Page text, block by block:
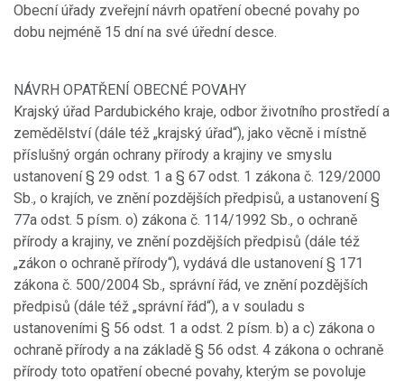
Obecní úřady zveřejní návrh opatření obecné povahy po
dobu nejméně 15 dní na své úřední desce.
NÁVRH OPATŘENÍ OBECNÉ POVAHY
Krajský úřad Pardubického kraje, odbor životního prostředí a
zemědělství (dále též „krajský úřad“), jako věcně i místně
příslušný orgán ochrany přírody a krajiny ve smyslu
ustanovení § 29 odst. 1 a § 67 odst. 1 zákona č. 129/2000
Sb., o krajích, ve znění pozdějších předpisů, a ustanovení §
77a odst. 5 písm. o) zákona č. 114/1992 Sb., o ochraně
přírody a krajiny, ve znění pozdějších předpisů (dále též
„zákon o ochraně přírody“), vydává dle ustanovení § 171
zákona č. 500/2004 Sb., správní řád, ve znění pozdějších
předpisů (dále též „správní řád“), a v souladu s
ustanoveními § 56 odst. 1 a odst. 2 písm. b) a c) zákona o
ochraně přírody a na základě § 56 odst. 4 zákona o ochraně
přírody toto opatření obecné povahy, kterým se povoluje